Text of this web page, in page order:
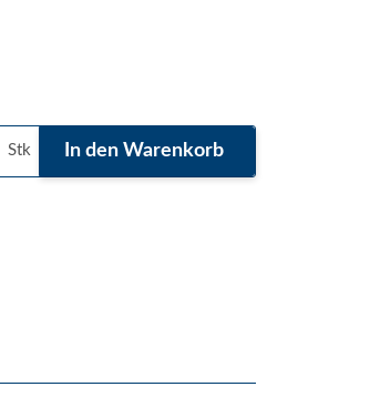
Stk In den Warenkorb